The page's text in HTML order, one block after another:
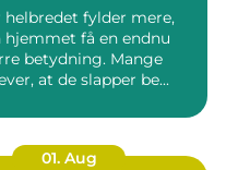
helbredet fylder mere,
hjemmet få en endnu
betydning. Mange
at de slapper be...
01. Aug